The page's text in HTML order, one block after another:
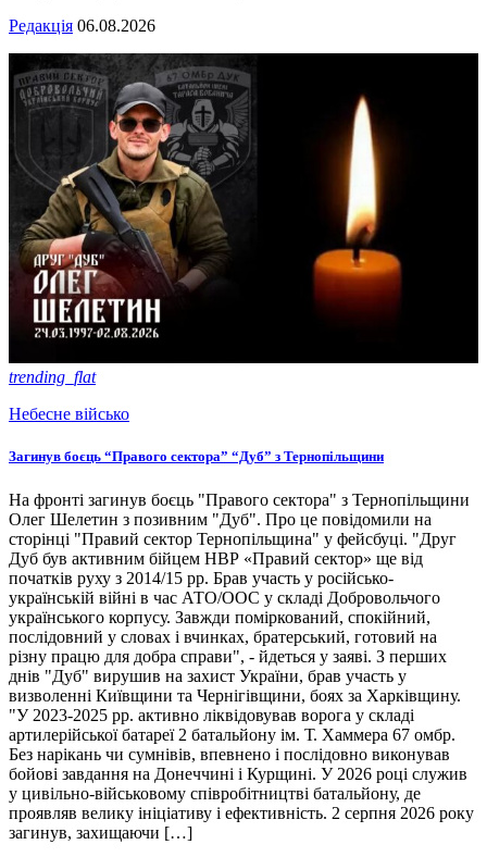
Редакція 06.08.2026
trending_flat
Небесне військо
Загинув боєць “Правого сектора” “Дуб” з Тернопільщини
На фронті загинув боєць "Правого сектора" з Тернопільщини
Олег Шелетин з позивним "Дуб". Про це повідомили на
сторінці "Правий сектор Тернопільщина" у фейсбуці. "Друг
Дуб був активним бійцем НВР «Правий сектор» ще від
початків руху з 2014/15 рр. Брав участь у російсько-
українській війні в час АТО/ООС у складі Добровольчого
українського корпусу. Завжди поміркований, спокійний,
послідовний у словах і вчинках, братерський, готовий на
різну працю для добра справи", - йдеться у заяві. З перших
днів "Дуб" вирушив на захист України, брав участь у
визволенні Київщини та Чернігівщини, боях за Харківщину.
"У 2023-2025 рр. активно ліквідовував ворога у складі
артилерійської батареї 2 батальйону ім. Т. Хаммера 67 омбр.
Без нарікань чи сумнівів, впевнено і послідовно виконував
бойові завдання на Донеччині і Курщині. У 2026 році служив
у цивільно-військовому співробітництві батальйону, де
проявляв велику ініціативу і ефективність. 2 серпня 2026 року
загинув, захищаючи […]